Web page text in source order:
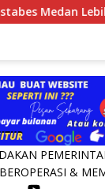
Terbuka
&